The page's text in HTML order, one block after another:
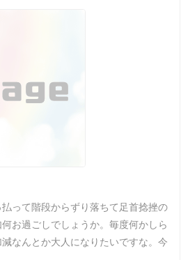
って階段からずり落ちて足首捻挫の
お過ごしでしょうか。 毎度何かしら
なんとか大人になりたいですな。 今